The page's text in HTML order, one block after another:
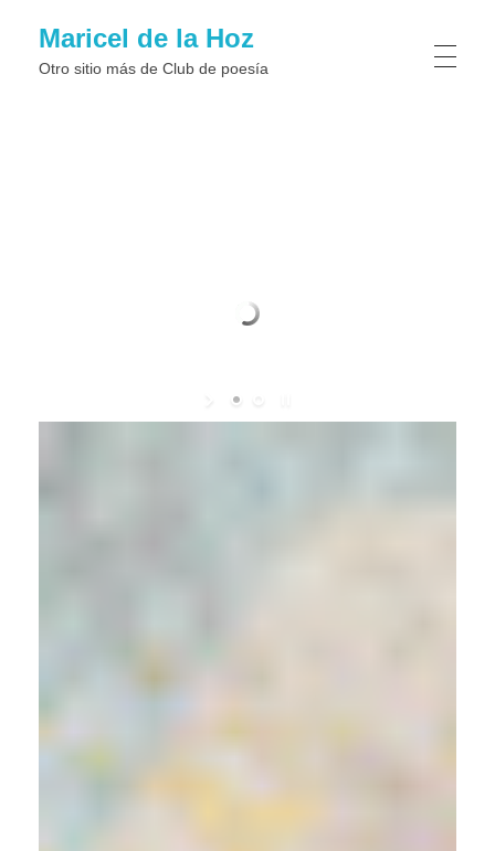
Maricel de la Hoz
Otro sitio más de Club de poesí­a